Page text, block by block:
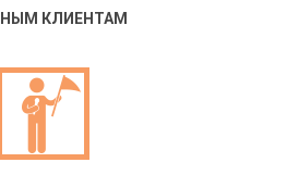
КЛИЕНТАМ